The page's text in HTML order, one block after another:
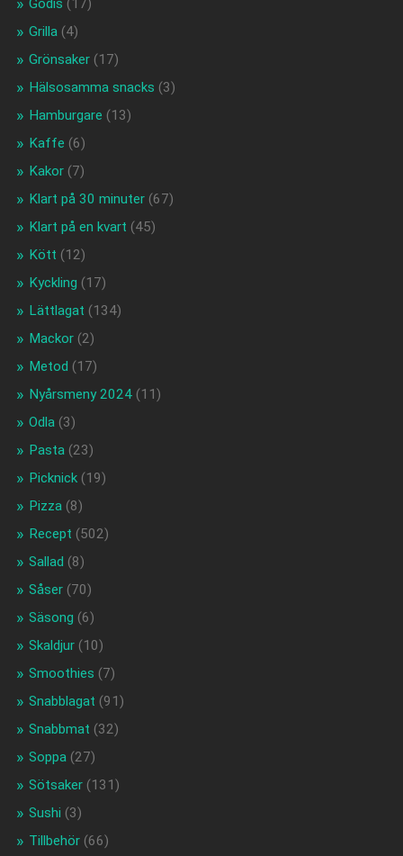
Godis (17)
Grilla(4)
Grönsaker(17)
Hälsosamma snacks (3)
Hamburgare (13)
Kaffe (6)
Kakor(7)
Klart på 30 minuter(67)
Klart på en kvart (45)
Kött (12)
Kyckling (17)
Lättlagat (134)
Mackor(2)
Metod (17)
Nyårsmeny 2024(11)
Odla(3)
Pasta(23)
Picknick(19)
Pizza(8)
Recept (502)
Sallad (8)
Såser(70)
Säsong (6)
Skaldjur(10)
Smoothies (7)
Snabblagat (91)
Snabbmat (32)
Soppa(27)
Sötsaker(131)
Sushi (3)
Tillbehör(66)